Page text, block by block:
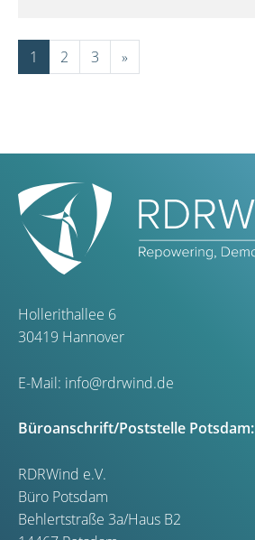
1 2 3 »
Hollerithallee 6
30419 Hannover
E-Mail: info@rdrwind.de
Büroanschrift/Poststelle Potsdam:
RDRWind e.V.
Büro Potsdam
Behlertstraße 3a/Haus B2